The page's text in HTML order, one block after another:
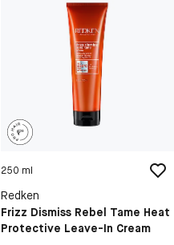
250 ml
Redken
Frizz Dismiss Rebel Tame Heat
Protective Leave-In Cream